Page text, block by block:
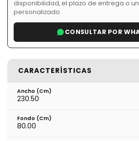
disponibilidad, el plazo de entrega o
personalizado.
CONSULTAR POR
CARACTERÍSTICAS
Ancho (cm)
230.50
Fondo (cm)
80.00